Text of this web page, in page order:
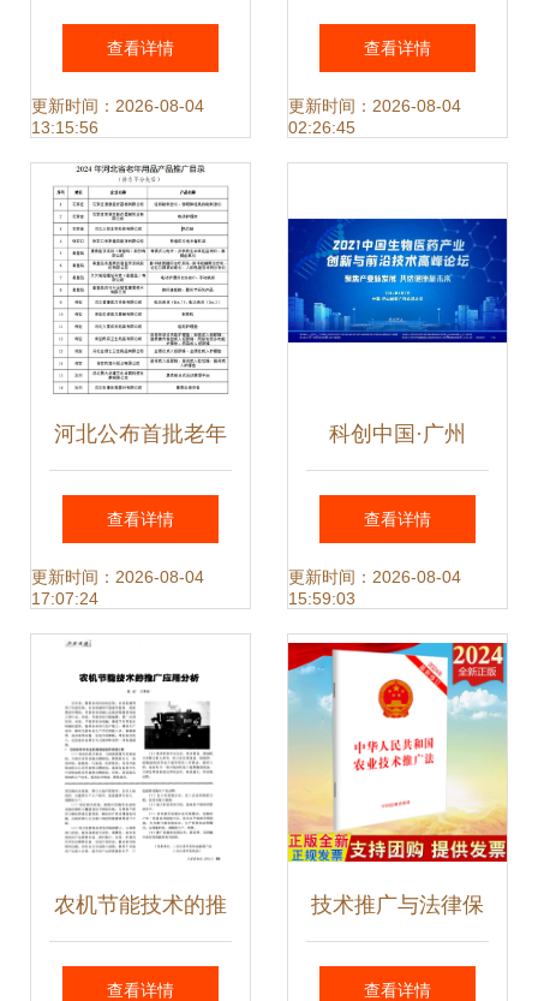
农业技术推广二等
奖 科技引领绿色农
业新发展
查看详情
更新时间：2026-08-04
13:15:56
势 以技术推广打开
全网营销新格局
查看详情
更新时间：2026-08-04
02:26:45
河北公布首批老年
用品推广目录，33
项产品引领银发经
济创新发展
查看详情
更新时间：2026-08-04
17:07:24
科创中国·广州
2021创交会 聚焦
生物医药创新前
沿，共绘产业技术
新蓝图
查看详情
更新时间：2026-08-04
15:59:03
农机节能技术的推
广应用分析——技
查看详情
技术推广与法律保
障 论《1993年中
查看详情